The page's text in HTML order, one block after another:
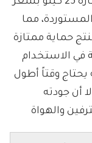
مما
حماية ممتازة
في الاستخدام
يحتاج وقتاً أطول
أن جودته
والهواة